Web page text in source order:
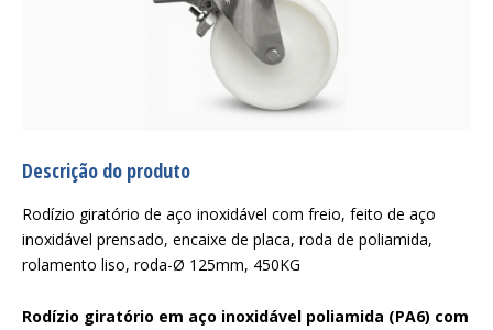
Descrição do produto
Rodízio giratório de aço inoxidável com freio, feito de aço
inoxidável prensado, encaixe de placa, roda de poliamida,
rolamento liso, roda-Ø 125mm, 450KG
Rodízio giratório em aço inoxidável poliamida (PA6) com